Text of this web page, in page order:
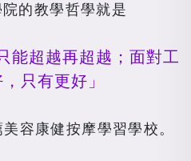
的教學哲學就是
能超越再超越；面對工
只有更好」
容康健按摩學習學校。